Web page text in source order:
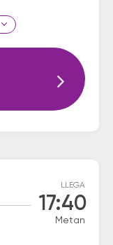
LLEGA
17:40
Metan